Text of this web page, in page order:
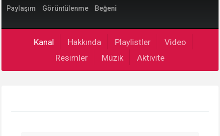
Paylaşım Görüntülenme Beğeni
Kanal Hakkında Playlistler
Video
Resimler
Müzik Aktivite